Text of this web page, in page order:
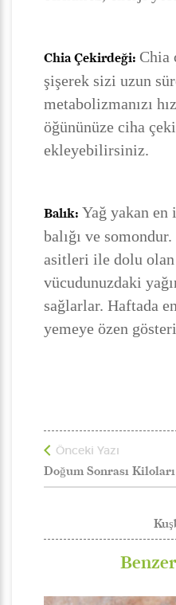
Chia Çekirdeği: Chia
şişerek sizi uzun
metabolizmanızı
öğününüze ciha
ekleyebilirsiniz.
Balık: Yağ yakan
balığı ve
asitleri ile dolu
vücudunuzdaki
sağlarlar. Haftada
yemeye özen
Önceki Yazı
Doğum Sonrası